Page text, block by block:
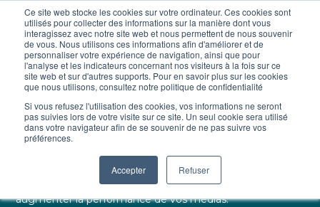
Ce site web stocke les cookies sur votre ordinateur. Ces cookies sont
utilisés pour collecter des informations sur la manière dont vous
interagissez avec notre site web et nous permettent de nous souvenir
de vous. Nous utilisons ces informations afin d'améliorer et de
personnaliser votre expérience de navigation, ainsi que pour
l'analyse et les indicateurs concernant nos visiteurs à la fois sur ce
site web et sur d'autres supports. Pour en savoir plus sur les cookies
que nous utilisons, consultez notre politique de confidentialité
Si vous refusez l'utilisation des cookies, vos informations ne seront
pas suivies lors de votre visite sur ce site. Un seul cookie sera utilisé
dans votre navigateur afin de se souvenir de ne pas suivre vos
préférences.
Accepter Refuser
Lecture :8 min 25 April 2023
L'AB testing pour les nuls
L'AB testing est l'une des meilleures manières d'optimiser
la présentation d'un contenu. Apprenez en plus pour
augmenter la performance de vos médias.